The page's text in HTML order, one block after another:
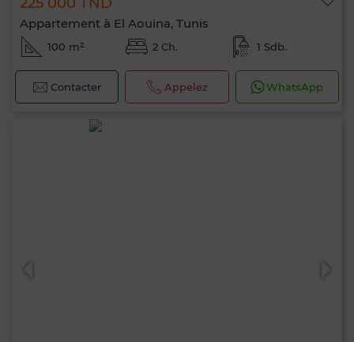
Appartement à El Aouina, Tunis
100 m² 2 Ch. 1 Sdb.
Contacter Appelez WhatsApp